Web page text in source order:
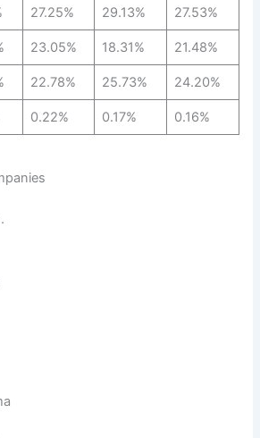
27.25% 29.13% 27.53%
23.05% 18.31% 21.48%
22.78% 25.73% 24.20%
0.22% 0.17% 0.16%